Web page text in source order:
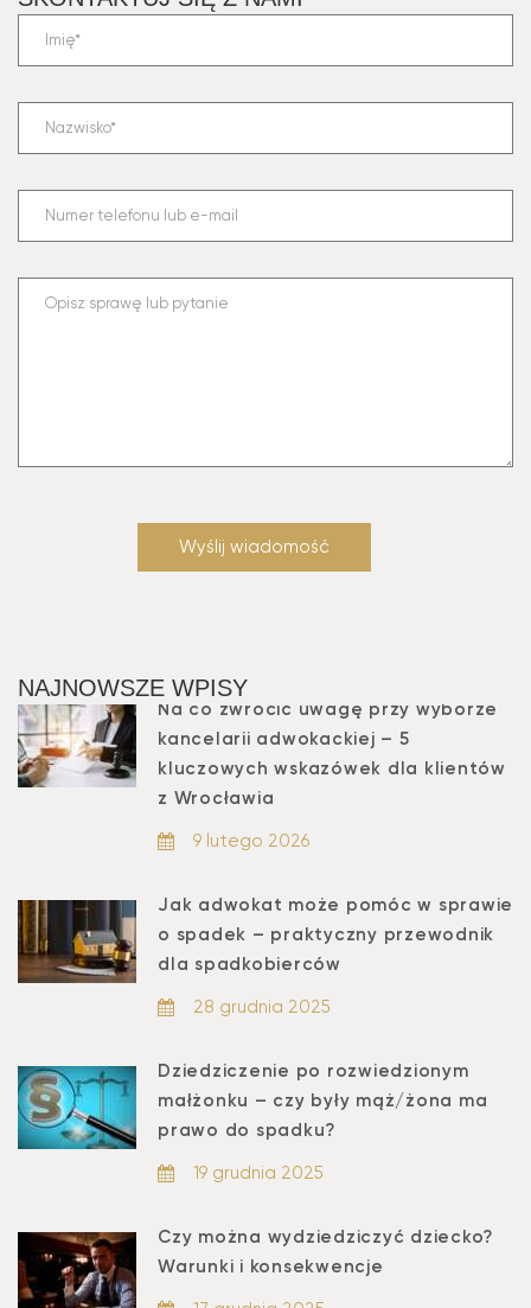
NAJNOWSZE WPISY
Na co zwrócić uwagę przy wyborze
kancelarii adwokackiej – 5
kluczowych wskazówek dla klientów
z Wrocławia
9 lutego 2026
Jak adwokat może pomóc w sprawie
o spadek – praktyczny przewodnik
dla spadkobierców
28 grudnia 2025
Dziedziczenie po rozwiedzionym
małżonku – czy były mąż/żona ma
prawo do spadku?
19 grudnia 2025
Czy można wydziedziczyć dziecko?
Warunki i konsekwencje